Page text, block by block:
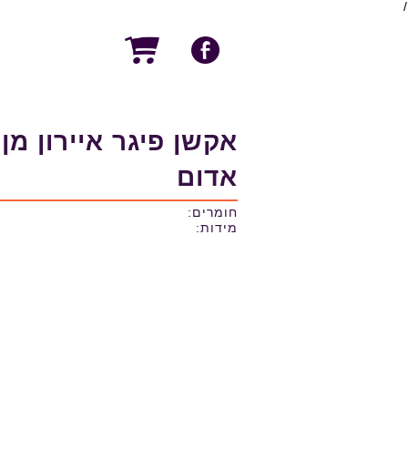
/
אקשן פיגר איירון מן
אדום
חומרים:
מידות: